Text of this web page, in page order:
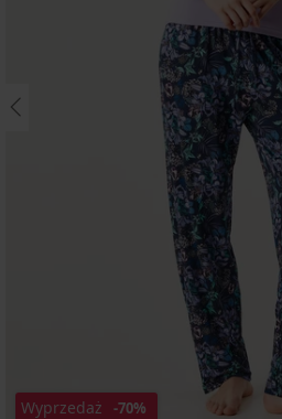
Wyprzedaż -70%